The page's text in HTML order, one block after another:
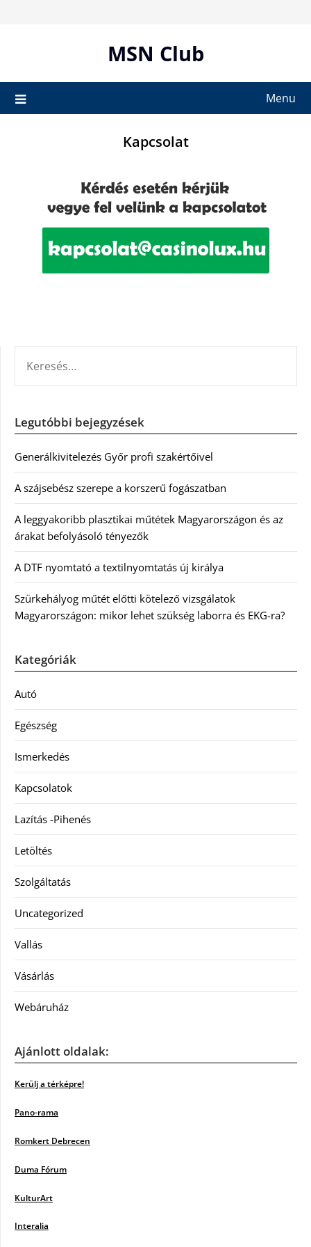
MSN Club
Menu
Kapcsolat
Legutóbbi bejegyzések
Generálkivitelezés Győr profi szakértőivel
A szájsebész szerepe a korszerű fogászatban
A leggyakoribb plasztikai műtétek Magyarországon és az
árakat befolyásoló tényezők
A DTF nyomtató a textilnyomtatás új királya
Szürkehályog műtét előtti kötelező vizsgálatok
Magyarországon: mikor lehet szükség laborra és EKG-ra?
Kategóriák
Autó
Egészség
Ismerkedés
Kapcsolatok
Lazítás -Pihenés
Letöltés
Szolgáltatás
Uncategorized
Vallás
Vásárlás
Webáruház
Ajánlott oldalak:
Kerülj a térképre!
Pano-rama
Romkert Debrecen
Duma Fórum
KulturArt
Interalia